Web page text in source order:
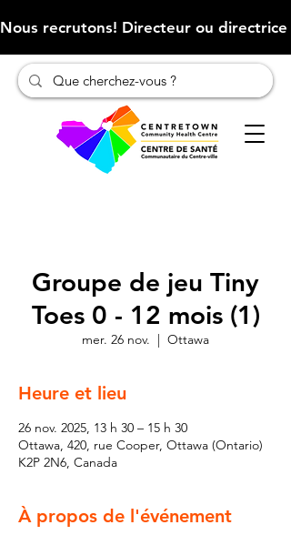
Nous recrutons! Directeur ou
Groupe de jeu Tiny
Toes 0 - 12 mois (1)
mer. 26 nov.
  |
Ottawa
Heure et lieu
26 nov. 2025, 13 h 30 – 15 h 30
Ottawa, 420, rue Cooper, Ottawa (Ontario)
K2P 2N6, Canada
À propos de l'événement